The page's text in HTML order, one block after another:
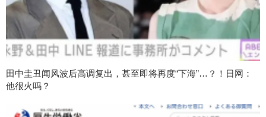
田中圭丑闻风波后高调复出，甚至即将再度“下海”…？！日网：
他很火吗？